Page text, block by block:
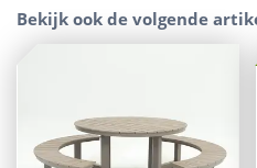
Bekijk ook de volgende